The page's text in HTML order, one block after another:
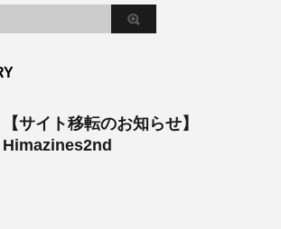
【サイト移転のお知らせ】
Himazines2nd